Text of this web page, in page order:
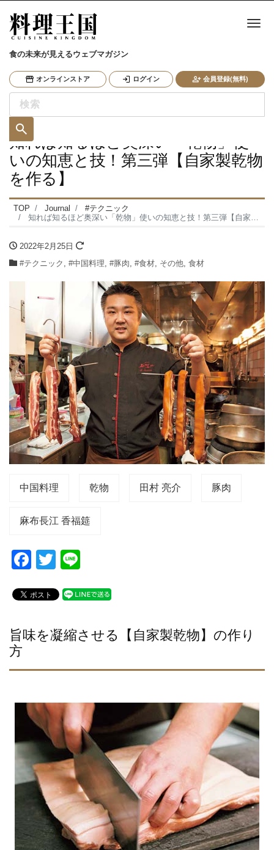
食の未来が見えるウェブマガジン
オンラインストア ログイン 会員登録(無料)
ナ
知れば知るほど奥深い「乾物」使
いの知恵と技！第三弾【自家製乾物
を作る】
TOP Journal
#テクニック
知れば知るほど奥深い「乾物」使いの知恵と技！第三弾【自家製乾物を作る】
2022年2月25日
#テクニック , #中国料理, #豚肉, #食材, その他, 食材
中国料理 乾物 田村 亮介 豚肉
麻布長江 香福筵
F
c
b
o
T
tt
e
旨味を凝縮させる【自家製乾物】の作り
方